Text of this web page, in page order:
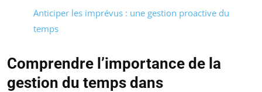
Anticiper les imprévus : une gestion proactive du
temps
Comprendre l’importance de la
gestion du temps dans